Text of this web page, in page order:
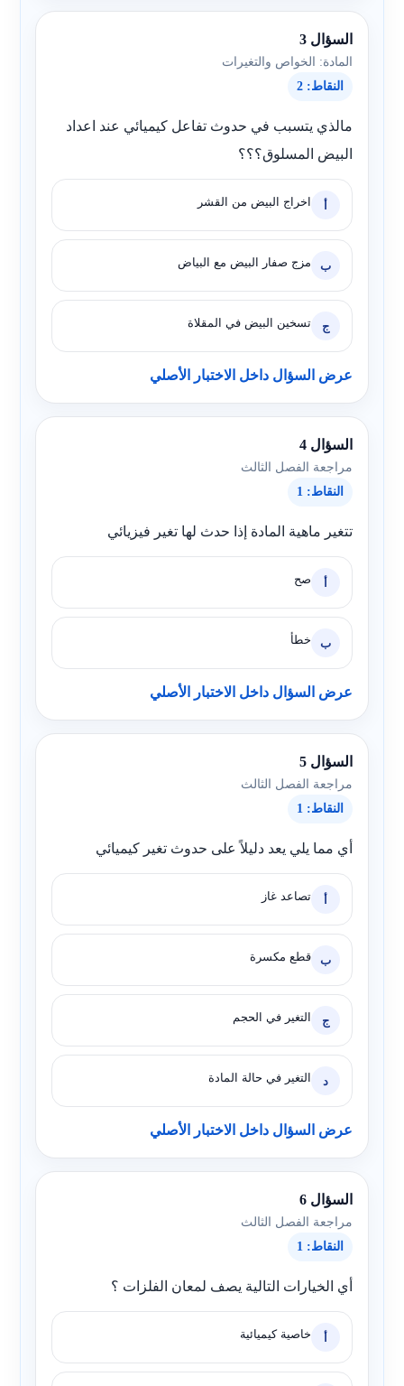
السؤال 3
المادة: الخواص والتغيرات
النقاط: 2
مالذي يتسبب في حدوث تفاعل كيميائي عند اعداد
البيض المسلوق؟؟؟
أ اخراج البيض من القشر
ب مزج صفار البيض مع البياض
ج تسخين البيض في المقلاة
عرض السؤال داخل الاختبار الأصلي
السؤال 4
مراجعة الفصل الثالث
النقاط: 1
تتغير ماهية المادة إذا حدث لها تغير فيزيائي
أ صح
ب خطأ
عرض السؤال داخل الاختبار الأصلي
السؤال 5
مراجعة الفصل الثالث
النقاط: 1
أي مما يلي يعد دليلاً على حدوث تغير كيميائي
أ تصاعد غاز
ب قطع مكسرة
ج التغير في الحجم
د التغير في حالة المادة
عرض السؤال داخل الاختبار الأصلي
السؤال 6
مراجعة الفصل الثالث
النقاط: 1
أي الخيارات التالية يصف لمعان الفلزات ؟
أ خاصية كيميائية